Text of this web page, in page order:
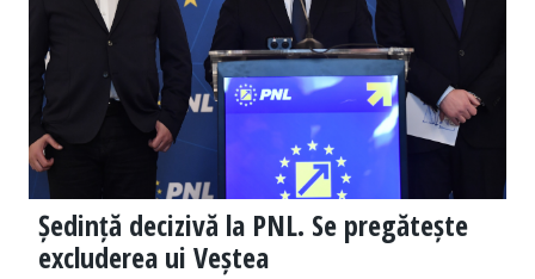
Ședință decizivă la PNL. Se pregătește
excluderea ui Veștea